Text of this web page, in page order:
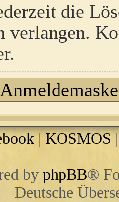
die
verlangen.
| KOSMOS
by phpBB®
Deutsche